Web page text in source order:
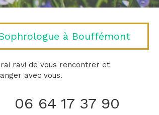
à Bouffémont
ravi de vous rencontrer et
avec vous.
06 64 17 37 90